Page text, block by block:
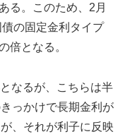
る。このため、2月
の固定金利タイプ
倍となる。
なるが、こちらは半
っかけで長期金利が
、それが利子に反映